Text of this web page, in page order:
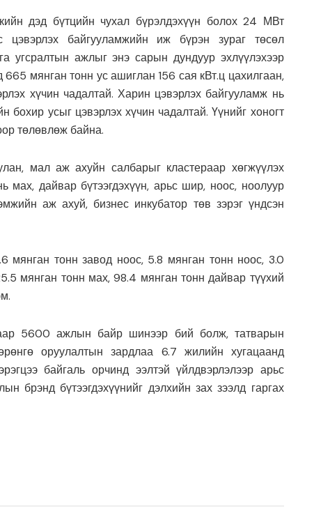
дэд бүтцийн чухал бүрэлдэхүүн болох 24 МВт
байгууламжийн иж бүрэн зураг төсөл
угсралтын ажлыг энэ сарын дундуур эхлүүлэхээр
мянган тонн ус ашиглан 156 сая кВт.ц цахилгаан,
хүчин чадалтай. Харин цэвэрлэх байгууламж нь
усыг цэвэрлэх хүчин чадалтай. Үүнийг хоногт
төлөвлөж байна.
мал аж ахуйн салбарыг кластераар хөгжүүлэх
мах, дайвар бүтээгдэхүүн, арьс шир, ноос, ноолуур
аж ахуй, бизнес инкубатор төв зэрэг үндсэн
тонн завод ноос, 5.8 мянган тонн ноос, 3.0
мянган тонн мах, 98.4 мянган тонн дайвар түүхий
5600 ажлын байр шинээр бий болж, татварын
оруулалтын зардлаа 6.7 жилийн хугацаанд
байгаль орчинд ээлтэй үйлдвэрлэлээр арьс
брэнд бүтээгдэхүүнийг дэлхийн зах зээлд гаргах